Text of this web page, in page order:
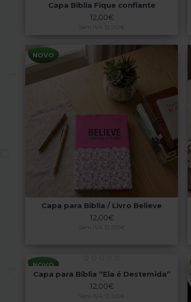
Capa Biblia Fique confiante
12,00€
Sem IVA:12,00€
NOVO
Capa para Biblia / Livro Believe
12,00€
Sem IVA:12,00€
NOVO
Capa para Bíblia “Ela é Destemida”
12,00€
Sem IVA:12,00€